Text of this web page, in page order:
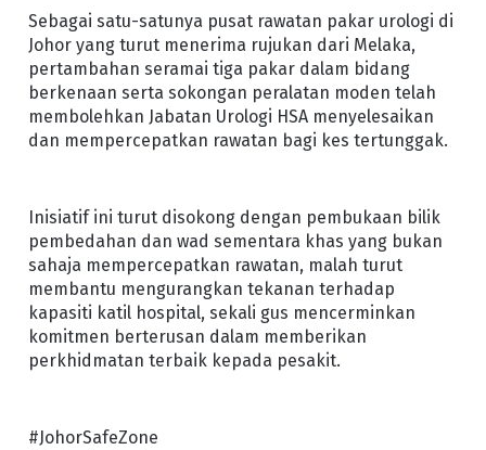
Sebagai satu-satunya pusat rawatan pakar urologi di
Johor yang turut menerima rujukan dari Melaka,
pertambahan seramai tiga pakar dalam bidang
berkenaan serta sokongan peralatan moden telah
membolehkan Jabatan Urologi HSA menyelesaikan
dan mempercepatkan rawatan bagi kes tertunggak.
Inisiatif ini turut disokong dengan pembukaan bilik
pembedahan dan wad sementara khas yang bukan
sahaja mempercepatkan rawatan, malah turut
membantu mengurangkan tekanan terhadap
kapasiti katil hospital, sekali gus mencerminkan
komitmen berterusan dalam memberikan
perkhidmatan terbaik kepada pesakit.
#JohorSafeZone